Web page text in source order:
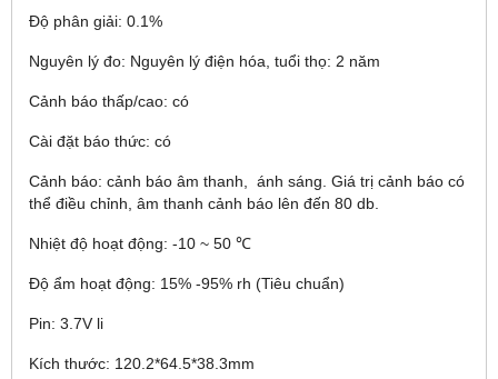
Độ phân giải: 0.1%
Nguyên lý đo: Nguyên lý điện hóa, tuổi thọ: 2 năm
Cảnh báo thấp/cao: có
Cài đặt báo thức: có
Cảnh báo: cảnh báo âm thanh, ánh sáng. Giá trị cảnh báo có
thể điều chỉnh, âm thanh cảnh báo lên đến 80 db.
Nhiệt độ hoạt động: -10 ~ 50 ℃
Độ ẩm hoạt động: 15% -95% rh (Tiêu chuẩn)
Pin: 3.7V li
Kích thước: 120.2*64.5*38.3mm